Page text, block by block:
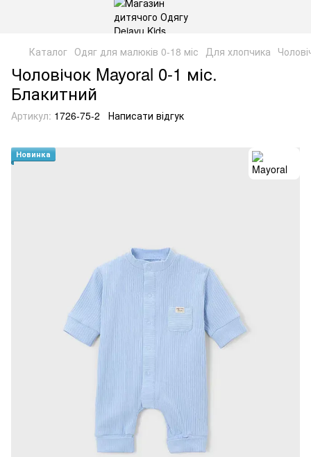
Каталог Одяг для малюків 0-18 міс Для хлопчика
Чоловічок Mayoral 0-1 міс.
Блакитний
Артикул: 1726-75-2 Написати відгук
Новинка